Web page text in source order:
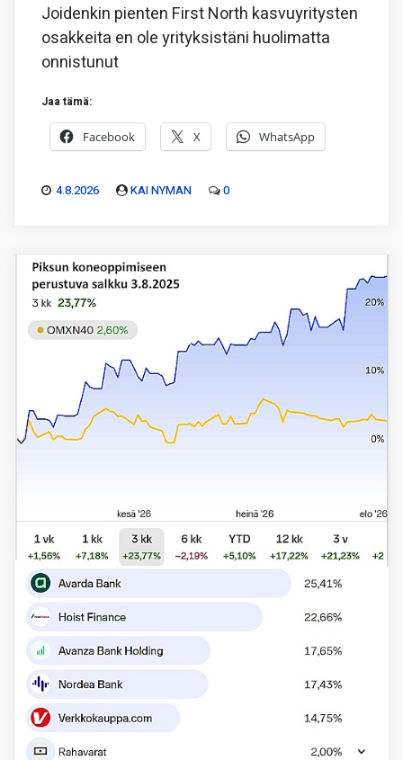
Joidenkin pienten First North kasvuyritysten
osakkeita en ole yrityksistäni huolimatta
onnistunut
Jaa tämä:
Facebook X WhatsApp
4.8.2026 KAI NYMAN 0